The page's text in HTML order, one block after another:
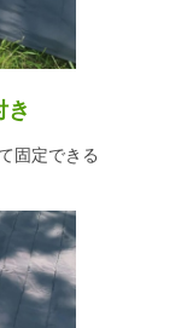
き
固定できる